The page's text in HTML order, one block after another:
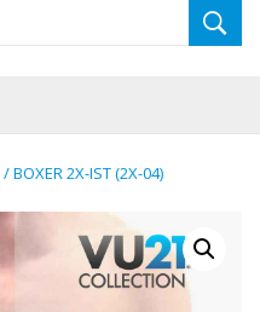
/ BOXER 2X-IST (2X-04)